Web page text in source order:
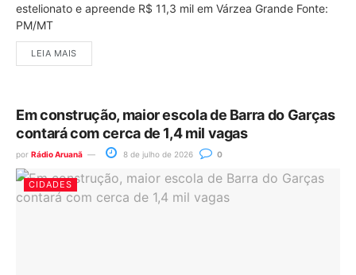
estelionato e apreende R$ 11,3 mil em Várzea Grande Fonte:
PM/MT
LEIA MAIS
Em construção, maior escola de Barra do Garças
contará com cerca de 1,4 mil vagas
por Rádio Aruanã 8 de julho de 2026 0
CIDADES